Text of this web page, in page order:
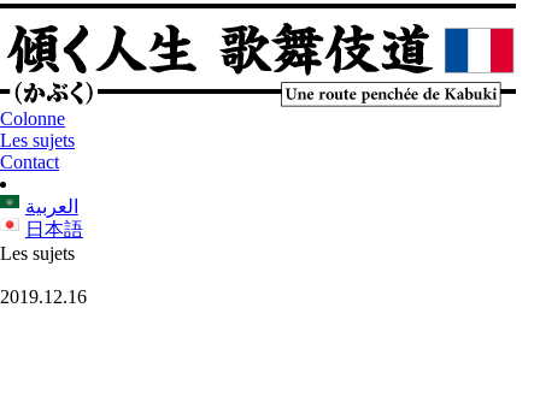
Colonne
Les sujets
Contact
العربية
日本語
Les sujets
2019.12.16